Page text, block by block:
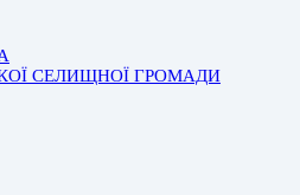
СЕЛИЩНОЇ ГРОМАДИ